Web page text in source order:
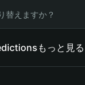
替えますか？
もっと見る